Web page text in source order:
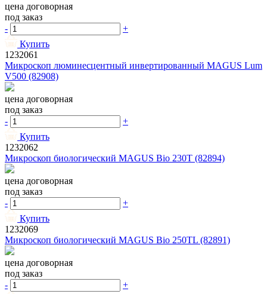
цена договорная
под заказ
-
+
Купить
1232061
Микроскоп люминесцентный инвертированный MAGUS Lum
V500 (82908)
цена договорная
под заказ
-
+
Купить
1232062
Микроскоп биологический MAGUS Bio 230T (82894)
цена договорная
под заказ
-
+
Купить
1232069
Микроскоп биологический MAGUS Bio 250TL (82891)
цена договорная
под заказ
-
+